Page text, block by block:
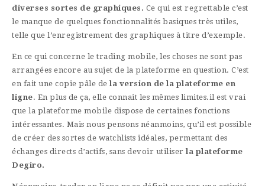
diverses sortes de graphiques. Ce qui est regrettable c’est
le manque de quelques fonctionnalités basiques très utiles,
telle que l’enregistrement des graphiques à titre d’exemple.
En ce qui concerne le trading mobile, les choses ne sont pas
arrangées encore au sujet de la plateforme en question. C’est
en fait une copie pâle de la version de la plateforme en
ligne. En plus de ça, elle connait les mêmes limites.il est vrai
que la plateforme mobile dispose de certaines fonctions
intéressantes. Mais nous pensons néanmoins, qu’il est possible
de créer des sortes de watchlists idéales, permettant des
échanges directs d’actifs, sans devoir utiliser la plateforme
Degiro.